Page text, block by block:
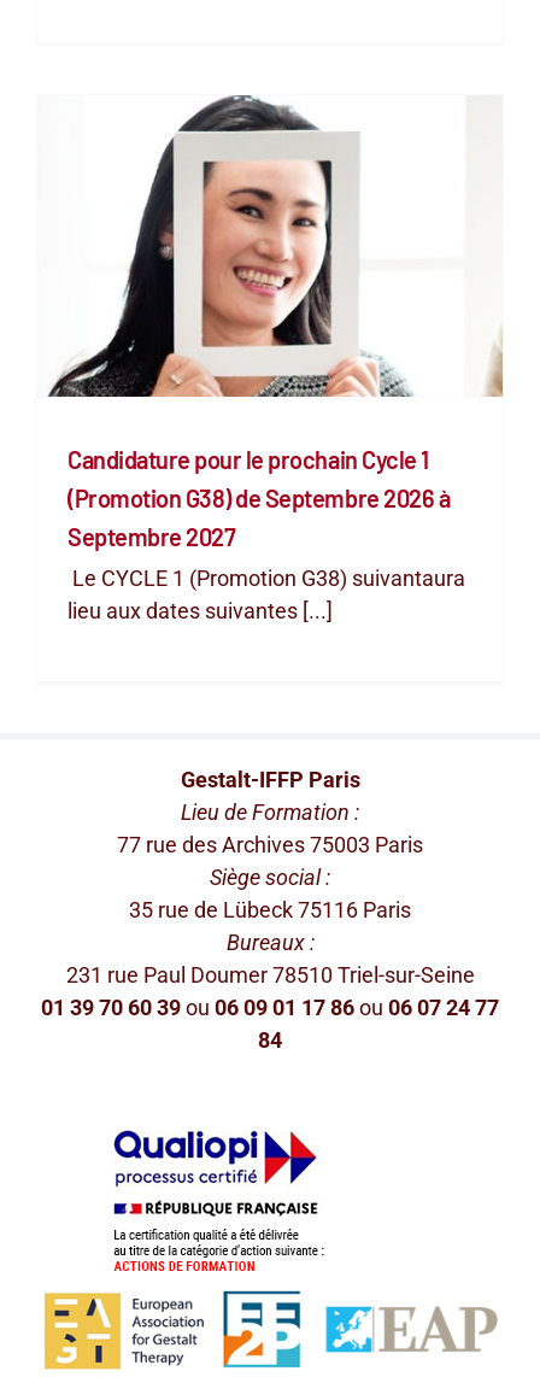
Candidature pour le prochain Cycle 1
(Promotion G38) de Septembre 2026 à
Septembre 2027
Le CYCLE 1 (Promotion G38) suivantaura
lieu aux dates suivantes [...]
Gestalt-IFFP Paris
Lieu de Formation :
77 rue des Archives 75003 Paris
Siège social :
35 rue de Lübeck 75116 Paris
Bureaux :
231 rue Paul Doumer 78510 Triel-sur-Seine
01 39 70 60 39ou 06 09 01 17 86ou 06 07 24 77
84